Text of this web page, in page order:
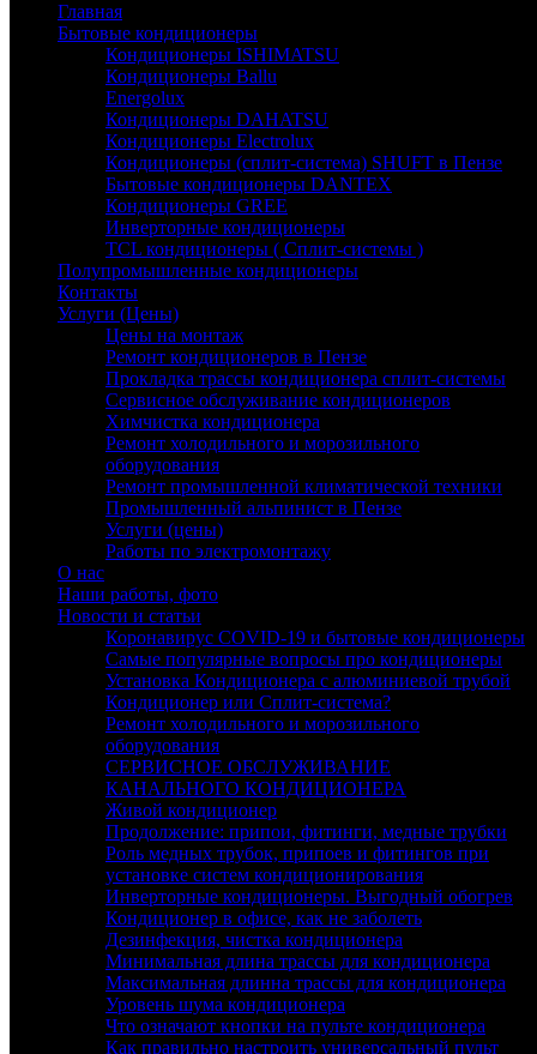
Главная
Бытовые кондиционеры
Кондиционеры ISHIMATSU
Кондиционеры Ballu
Energolux
Кондиционеры DAHATSU
Кондиционеры Electrolux
Кондиционеры (сплит-система) SHUFT в Пензе
Бытовые кондиционеры DANTEX
Кондиционеры GREE
Инверторные кондиционеры
TCL кондиционеры ( Сплит-системы )
Полупромышленные кондиционеры
Контакты
Услуги (Цены)
Цены на монтаж
Ремонт кондиционеров в Пензе
Прокладка трассы кондиционера сплит-системы
Сервисное обслуживание кондиционеров
Химчистка кондиционера
Ремонт холодильного и морозильного
оборудования
Ремонт промышленной климатической техники
Промышленный альпинист в Пензе
Услуги (цены)
Работы по электромонтажу
О нас
Наши работы, фото
Новости и статьи
Коронавирус COVID-19 и бытовые кондиционеры
Самые популярные вопросы про кондиционеры
Установка Кондиционера с алюминиевой трубой
Кондиционер или Сплит-система?
Ремонт холодильного и морозильного
оборудования
СЕРВИСНОЕ ОБСЛУЖИВАНИЕ
КАНАЛЬНОГО КОНДИЦИОНЕРА
Живой кондиционер
Продолжение: припои, фитинги, медные трубки
Роль медных трубок, припоев и фитингов при
установке систем кондиционирования
Инверторные кондиционеры. Выгодный обогрев
Кондиционер в офисе, как не заболеть
Дезинфекция, чистка кондиционера
Минимальная длина трассы для кондиционера
Максимальная длинна трассы для кондиционера
Уровень шума кондиционера
Что означают кнопки на пульте кондиционера
Как правильно настроить универсальный пульт